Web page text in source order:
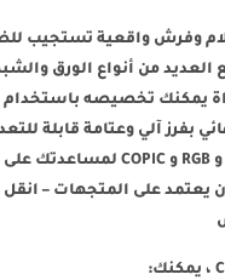
وفرش واقعية تستجيب
العديد من أنواع الورق
يمكنك تخصيصه باستخدام
بفرز آلي وعتامة قابلة
على المتجهات –